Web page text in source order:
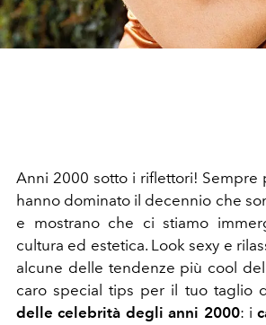
Anni 2000 sotto i riflettori! Sempre
hanno dominato il decennio che
e mostrano che ci stiamo
cultura ed estetica. Look sexy e
alcune delle tendenze più cool
caro special tips per il tuo taglio
delle celebrità degli anni 2000: i